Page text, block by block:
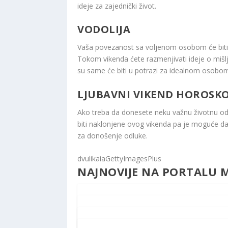
ideje za zajednički život.
VODOLIJA
Vaša povezanost sa voljenom osobom će
Tokom vikenda ćete razmenjivati ideje o
su same će biti u potrazi za idealnom
LJUBAVNI VIKEND
Ako treba da donesete neku važnu životnu
biti naklonjene ovog vikenda pa je moguće
za donošenje odluke.
dvulikaiaGettyImagesPlus
NAJNOVIJE NA PORTALU